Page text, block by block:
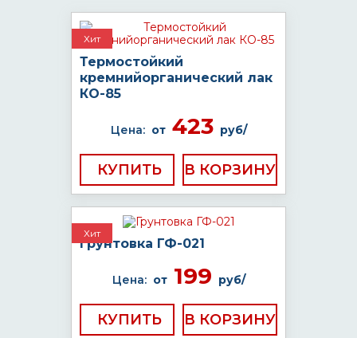
Хит
Термостойкий
кремнийорганический лак
КО-85
Цена: от423 руб/
КУПИТЬ
Хит
Грунтовка ГФ-021
Цена: от199 руб/
КУПИТЬ